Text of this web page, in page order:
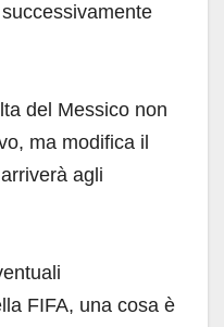
del Messico non
ma modifica il
agli
FIFA, una cosa è